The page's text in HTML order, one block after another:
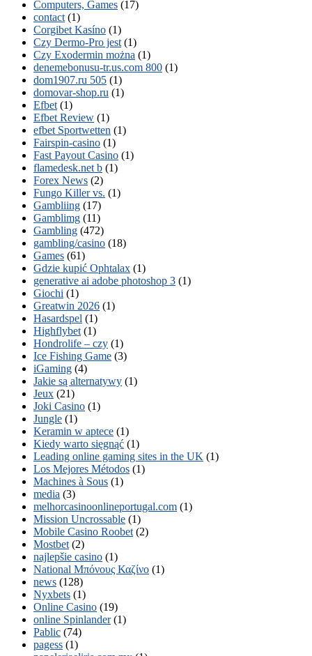
Computers, Games (17)
contact (1)
Corgibet Kasíno (1)
Czy Dermo-Pro jest (1)
Czy Exodermin można (1)
denemebonusu-tr.us.com 800 (1)
dom1907.ru 505 (1)
domovar-shop.ru (1)
Efbet (1)
Efbet Review (1)
efbet Sportwetten (1)
Fairspin-casino (1)
Fast Payout Casino (1)
flamedesk.net b (1)
Forex News (2)
Fungo Killer vs. (1)
Gambliing (17)
Gamblimg (11)
Gambling (472)
gambling/casino (18)
Games (61)
Gdzie kupić Ophtalax (1)
generative ai adobe photoshop 3 (1)
Giochi (1)
Greatwin 2026 (1)
Hasardspel (1)
Highflybet (1)
Hondrolife – czy (1)
Ice Fishing Game (3)
iGaming (4)
Jakie są alternatywy (1)
Jeux (21)
Joki Casino (1)
Jungle (1)
Keramin w aptece (1)
Kiedy warto sięgnąć (1)
Leading online gaming sites in the UK (1)
Los Mejores Métodos (1)
Machines à Sous (1)
media (3)
melhorcasinoonlineportugal.com (1)
Mission Uncrossable (1)
Mobile Casino Roobet (2)
Mostbet (2)
najlepšie casino (1)
National Μπόνους Καζίνο (1)
news (128)
Nyxbets (1)
Online Casino (19)
online Spinlander (1)
Pablic (74)
pagess (1)